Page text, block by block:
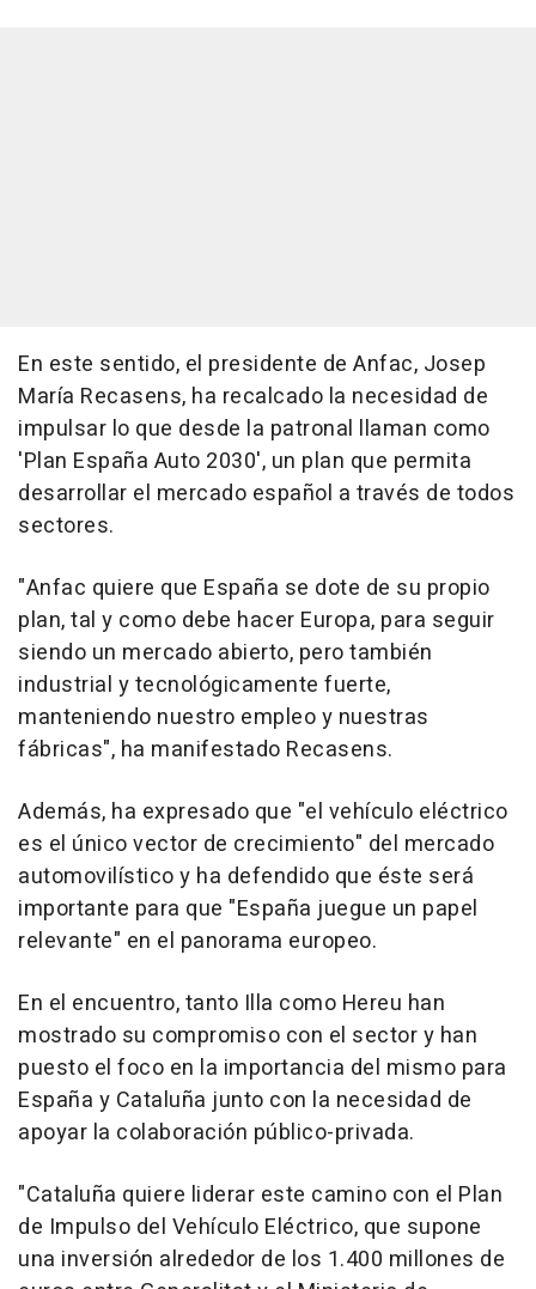
En este sentido, el presidente de Anfac, Josep
María Recasens, ha recalcado la necesidad de
impulsar lo que desde la patronal llaman como
'Plan España Auto 2030', un plan que permita
desarrollar el mercado español a través de todos
sectores.
"Anfac quiere que España se dote de su propio
plan, tal y como debe hacer Europa, para seguir
siendo un mercado abierto, pero también
industrial y tecnológicamente fuerte,
manteniendo nuestro empleo y nuestras
fábricas", ha manifestado Recasens.
Además, ha expresado que "el vehículo eléctrico
es el único vector de crecimiento" del mercado
automovilístico y ha defendido que éste será
importante para que "España juegue un papel
relevante" en el panorama europeo.
En el encuentro, tanto Illa como Hereu han
mostrado su compromiso con el sector y han
puesto el foco en la importancia del mismo para
España y Cataluña junto con la necesidad de
apoyar la colaboración público-privada.
"Cataluña quiere liderar este camino con el Plan
de Impulso del Vehículo Eléctrico, que supone
una inversión alrededor de los 1.400 millones de